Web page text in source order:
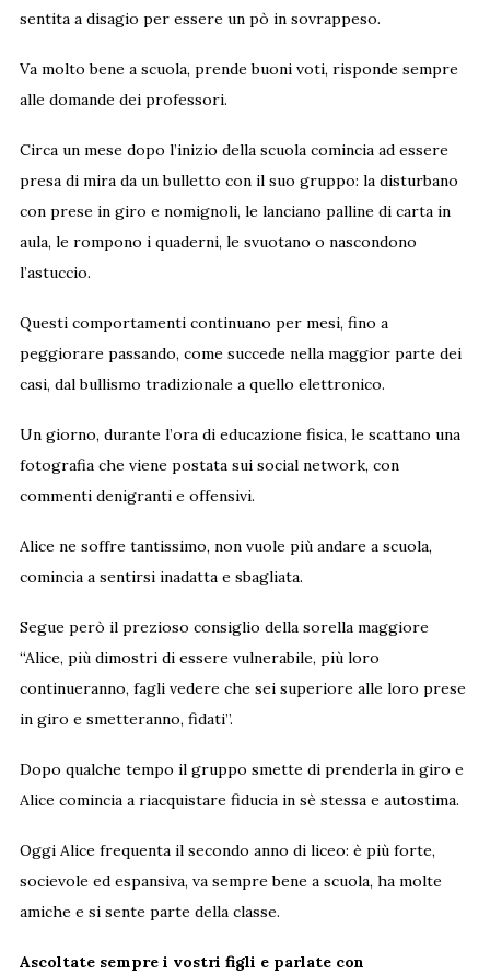
sentita a disagio per essere un pò in sovrappeso.
Va molto bene a scuola, prende buoni voti, risponde sempre
alle domande dei professori.
Circa un mese dopo l’inizio della scuola comincia ad essere
presa di mira da un bulletto con il suo gruppo: la disturbano
con prese in giro e nomignoli, le lanciano palline di carta in
aula, le rompono i quaderni, le svuotano o nascondono
l’astuccio.
Questi comportamenti continuano per mesi, fino a
peggiorare passando, come succede nella maggior parte dei
casi, dal bullismo tradizionale a quello elettronico.
Un giorno, durante l’ora di educazione fisica, le scattano una
fotografia che viene postata sui social network, con
commenti denigranti e offensivi.
Alice ne soffre tantissimo, non vuole più andare a scuola,
comincia a sentirsi inadatta e sbagliata.
Segue però il prezioso consiglio della sorella maggiore
“Alice, più dimostri di essere vulnerabile, più loro
continueranno, fagli vedere che sei superiore alle loro prese
in giro e smetteranno, fidati”.
Dopo qualche tempo il gruppo smette di prenderla in giro e
Alice comincia a riacquistare fiducia in sè stessa e autostima.
Oggi Alice frequenta il secondo anno di liceo: è più forte,
socievole ed espansiva, va sempre bene a scuola, ha molte
amiche e si sente parte della classe.
Ascoltate sempre i vostri figli e parlate con